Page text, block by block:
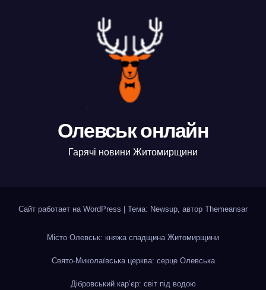
Олевськ онлайн
Гарячі новини Житомирщини
Сайт работает на WordPress Тема: Newsup, автор Themeansar
Місто Олевськ: княжа спадщина Житомирщини
Свято-Миколаївська церква: серце Олевська
Дібровський кар’єр: світ під водою